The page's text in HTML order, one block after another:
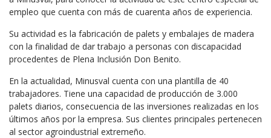
empleo que cuenta con más de cuarenta años de experiencia.
Su actividad es la fabricación de palets y embalajes de madera
con la finalidad de dar trabajo a personas con discapacidad
procedentes de Plena Inclusión Don Benito.
En la actualidad, Minusval cuenta con una plantilla de 40
trabajadores. Tiene una capacidad de producción de 3.000
palets diarios, consecuencia de las inversiones realizadas en los
últimos años por la empresa. Sus clientes principales pertenecen
al sector agroindustrial extremeño.